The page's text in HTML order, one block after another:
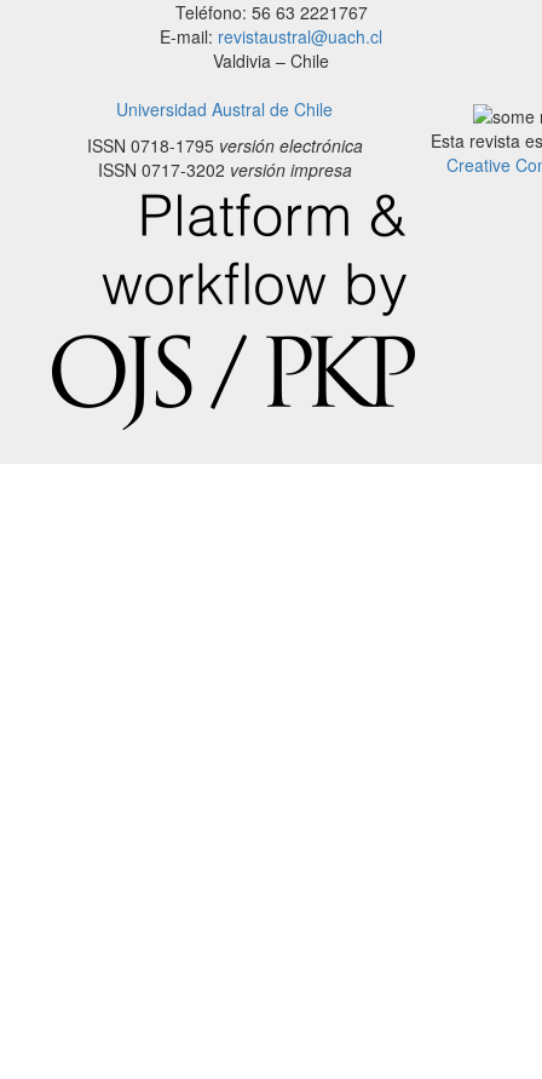
Teléfono: 56 63 2221767
E-mail: revistaustral@uach.cl
Valdivia – Chile
Universidad Austral de Chile
ISSN 0718-1795versión electrónica
ISSN 0717-3202 versión impresa
Esta revista
Creative